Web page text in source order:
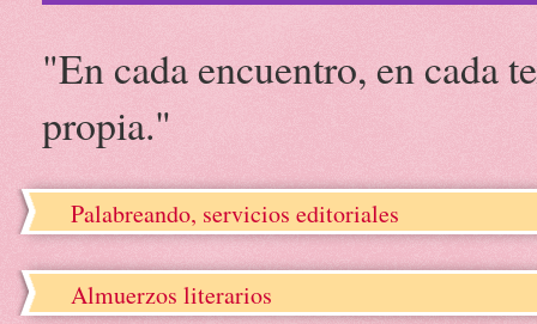
"En cada encuentro, en cada
propia."
Palabreando, servicios editoriales
Almuerzos literarios